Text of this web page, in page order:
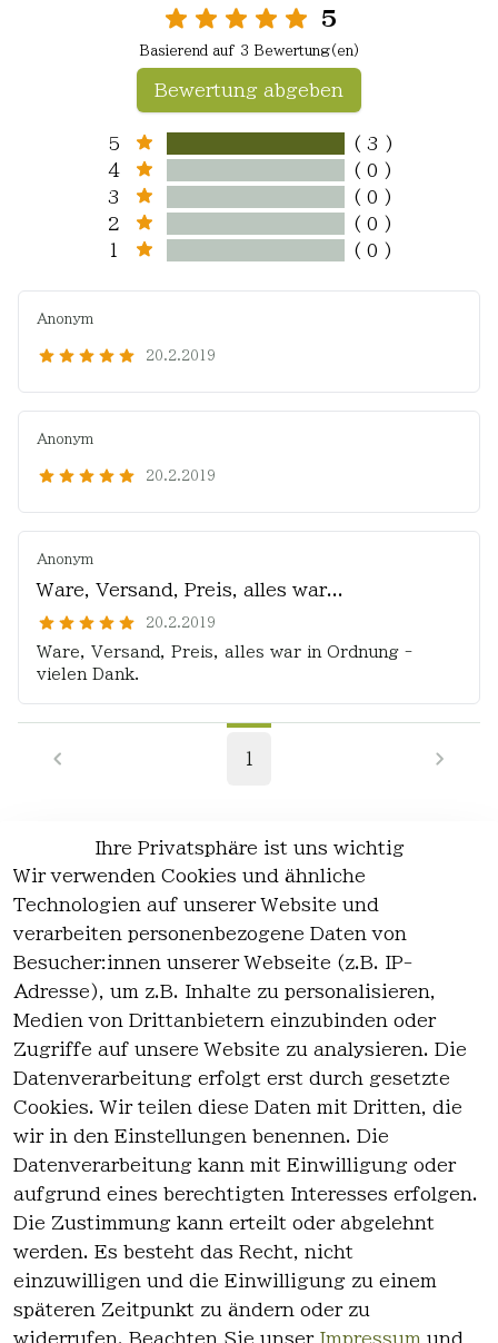
5
Basierend auf 3 Bewertung(en)
Bewertung abgeben
5
( 3 )
4
( 0 )
3
( 0 )
2
( 0 )
1
( 0 )
Anonym
20.2.2019
Anonym
20.2.2019
Anonym
Ware, Versand, Preis, alles war...
20.2.2019
Ware, Versand, Preis, alles war in Ordnung -
vielen Dank.
1
EU-Verantwortliche Person - klicken Sie
für Details
Ihre Privatsphäre ist uns wichtig
Wir verwenden Cookies und ähnliche
Technologien auf unserer Website und
verarbeiten personenbezogene Daten von
Besucher:innen unserer Webseite (z.B. IP-
Adresse), um z.B. Inhalte zu personalisieren,
Medien von Drittanbietern einzubinden oder
Zugriffe auf unsere Website zu analysieren. Die
Datenverarbeitung erfolgt erst durch gesetzte
Cookies. Wir teilen diese Daten mit Dritten, die
wir in den Einstellungen benennen. Die
Datenverarbeitung kann mit Einwilligung oder
aufgrund eines berechtigten Interesses erfolgen.
Die Zustimmung kann erteilt oder abgelehnt
werden. Es besteht das Recht, nicht
einzuwilligen und die Einwilligung zu einem
späteren Zeitpunkt zu ändern oder zu
widerrufen. Beachten Sie unser Impressum und
es
AGB
Datenschutz
Widerrufsre
Kontakt
Kontakt
Registrieren